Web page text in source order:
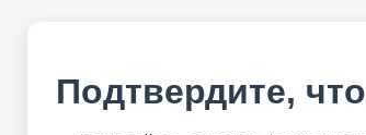
Подтвердите,